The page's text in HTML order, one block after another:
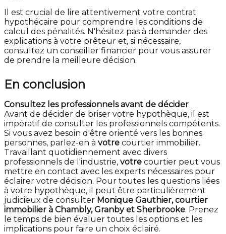
Il est crucial de lire attentivement votre contrat
hypothécaire pour comprendre les conditions de
calcul des pénalités. N'hésitez pas à demander des
explications à votre prêteur et, si nécessaire,
consultez un conseiller financier pour vous assurer
de prendre la meilleure décision.
En conclusion
Consultez les professionnels avant de décider
Avant de décider de briser votre hypothèque, il est
impératif de consulter les professionnels compétents.
Si vous avez besoin d'être orienté vers les bonnes
personnes, parlez-en à votre courtier immobilier.
Travaillant quotidiennement avec divers
professionnels de l'industrie, votre courtier peut vous
mettre en contact avec les experts nécessaires pour
éclairer votre décision. Pour toutes les questions liées
à votre hypothèque, il peut être particulièrement
judicieux de consulter Monique Gauthier, courtier
immobilier à Chambly, Granby et Sherbrooke. Prenez
le temps de bien évaluer toutes les options et les
implications pour faire un choix éclairé.